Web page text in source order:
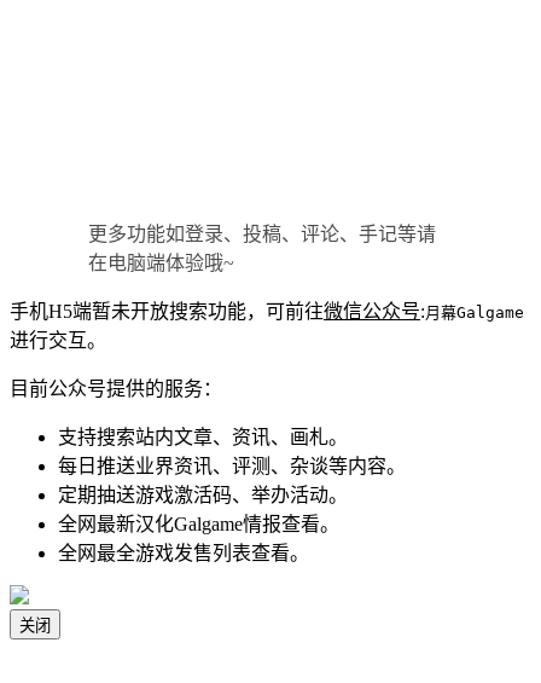
更多功能如登录、投稿、评论、手记等请
在电脑端体验哦~
手机H5端暂未开放搜索功能，可前往微信公众号:月幕Galgame
进行交互。
目前公众号提供的服务：
支持搜索站内文章、资讯、画札。
每日推送业界资讯、评测、杂谈等内容。
定期抽送游戏激活码、举办活动。
全网最新汉化Galgame情报查看。
全网最全游戏发售列表查看。
关闭